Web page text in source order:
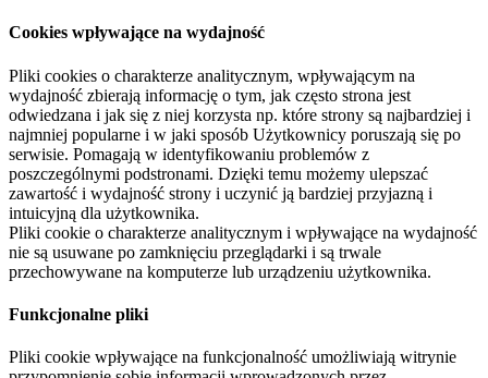
Cookies wpływające na wydajność
Pliki cookies o charakterze analitycznym, wpływającym na
wydajność zbierają informację o tym, jak często strona jest
odwiedzana i jak się z niej korzysta np. które strony są najbardziej i
najmniej popularne i w jaki sposób Użytkownicy poruszają się po
serwisie. Pomagają w identyfikowaniu problemów z
poszczególnymi podstronami. Dzięki temu możemy ulepszać
zawartość i wydajność strony i uczynić ją bardziej przyjazną i
intuicyjną dla użytkownika.
Pliki cookie o charakterze analitycznym i wpływające na wydajność
nie są usuwane po zamknięciu przeglądarki i są trwale
przechowywane na komputerze lub urządzeniu użytkownika.
Funkcjonalne pliki
Pliki cookie wpływające na funkcjonalność umożliwiają witrynie